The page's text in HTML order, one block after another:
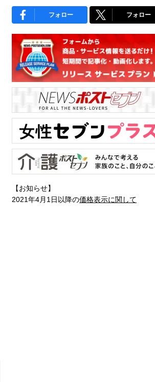
フォロー フォロー
【お知らせ】
2021年4月1日以降の価格表示に関して